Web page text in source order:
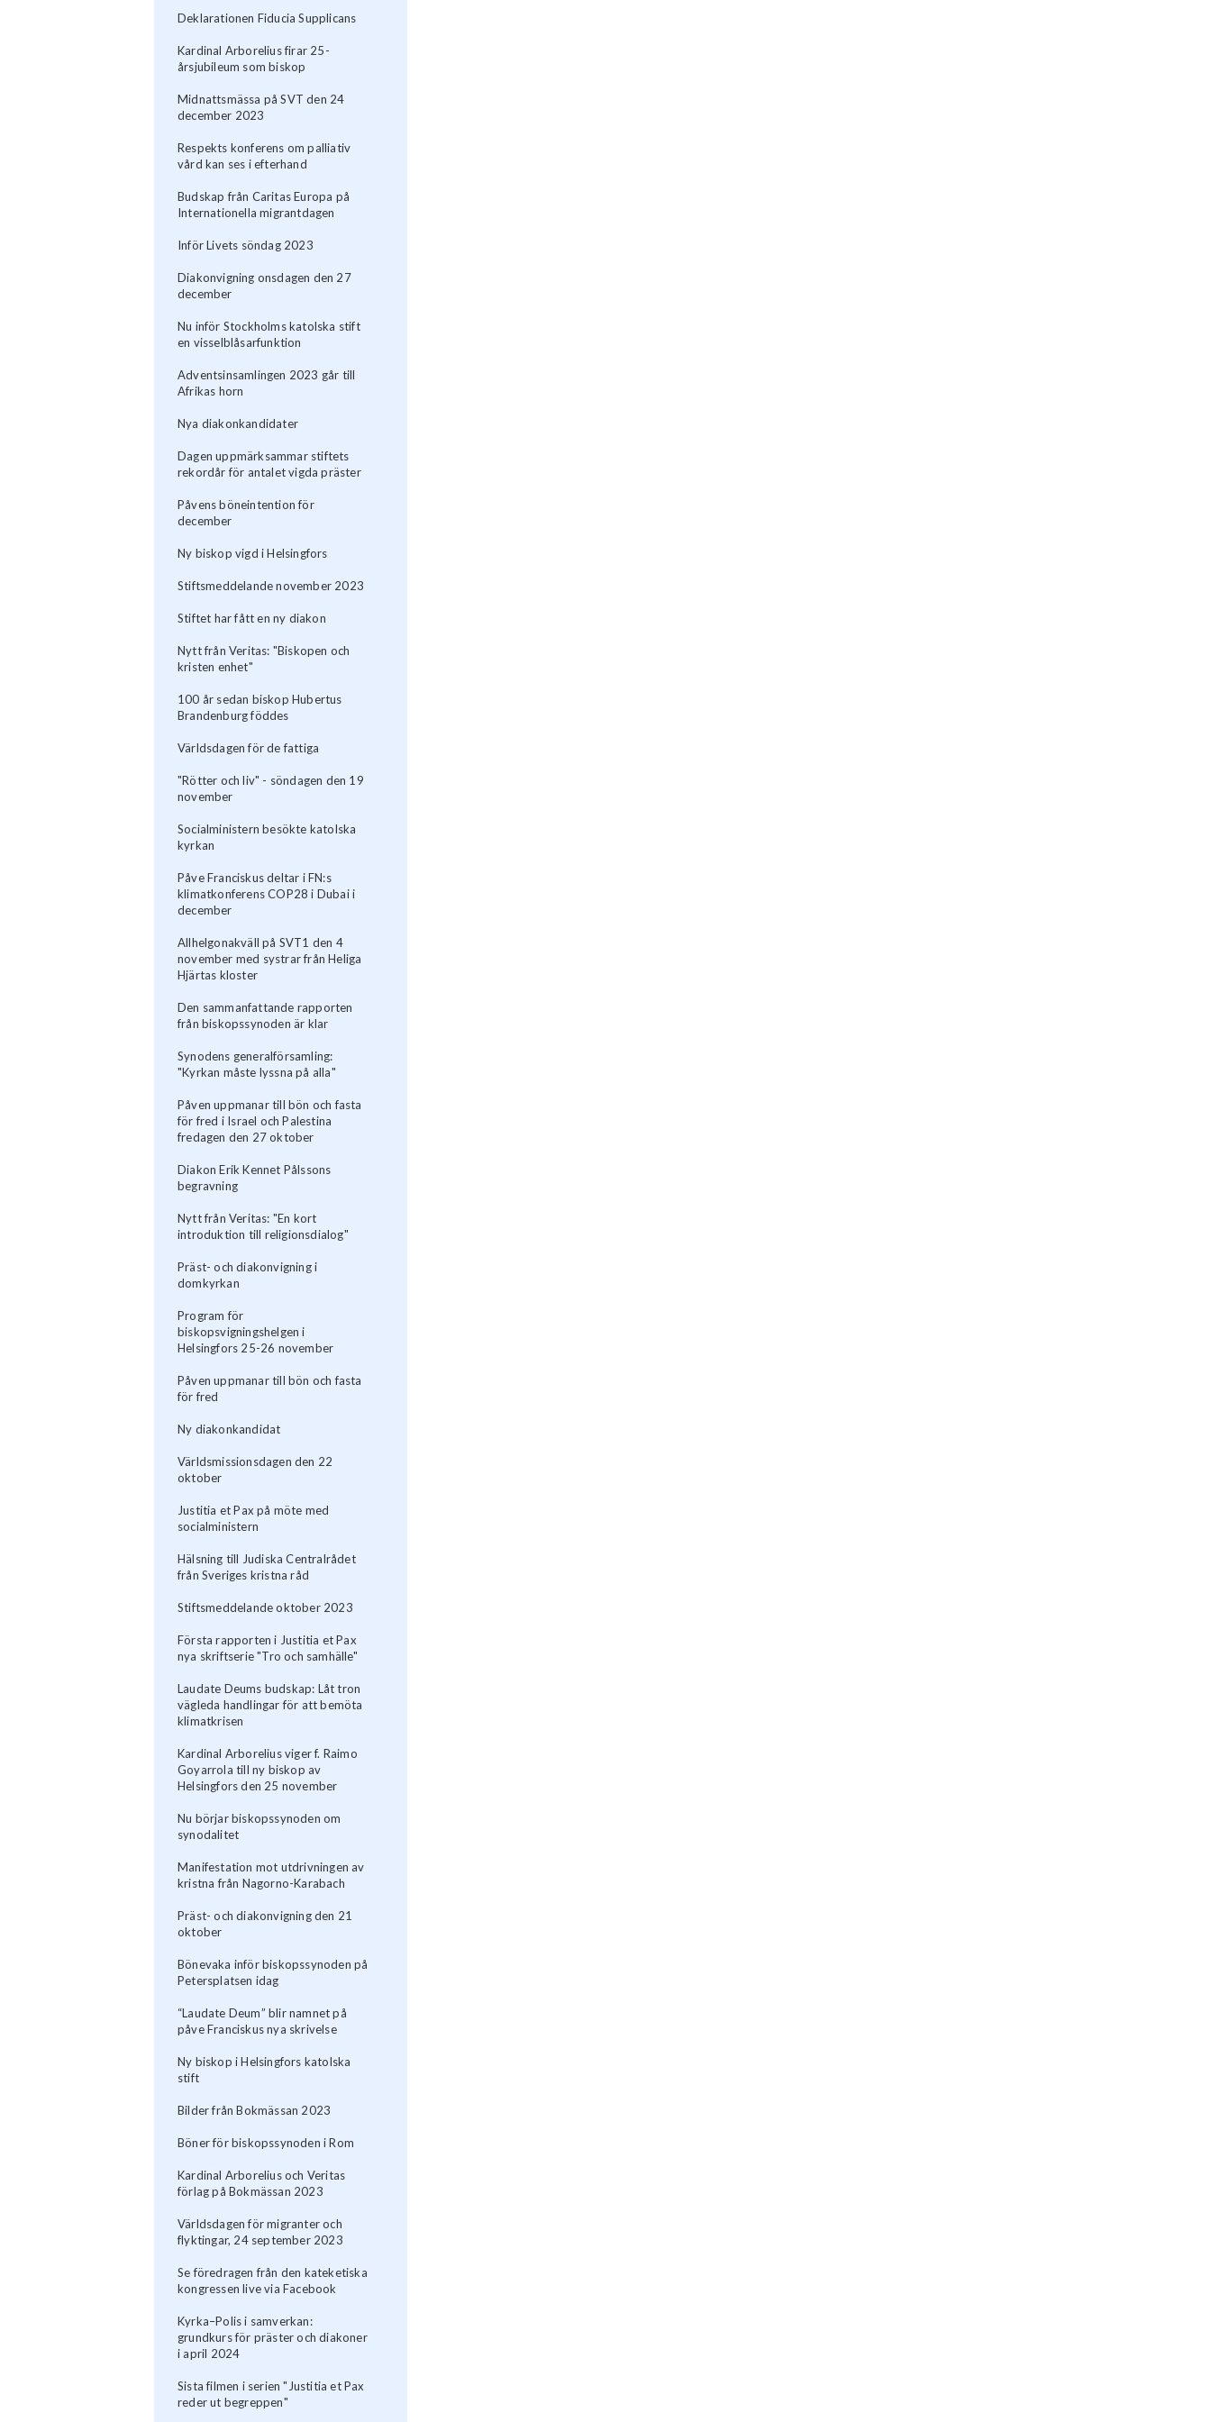
Deklarationen Fiducia Supplicans
Kardinal Arborelius firar 25-
årsjubileum som biskop
Midnattsmässa på SVT den 24
december 2023
Respekts konferens om palliativ
vård kan ses i efterhand
Budskap från Caritas Europa på
Internationella migrantdagen
Inför Livets söndag 2023
Diakonvigning onsdagen den 27
december
Nu inför Stockholms katolska stift
en visselblåsarfunktion
Adventsinsamlingen 2023 går till
Afrikas horn
Nya diakonkandidater
Dagen uppmärksammar stiftets
rekordår för antalet vigda präster
Påvens böneintention för
december
Ny biskop vigd i Helsingfors
Stiftsmeddelande november 2023
Stiftet har fått en ny diakon
Nytt från Veritas: "Biskopen och
kristen enhet"
100 år sedan biskop Hubertus
Brandenburg föddes
Världsdagen för de fattiga
"Rötter och liv" - söndagen den 19
november
Socialministern besökte katolska
kyrkan
Påve Franciskus deltar i FN:s
klimatkonferens COP28 i Dubai i
december
Allhelgonakväll på SVT1 den 4
november med systrar från Heliga
Hjärtas kloster
Den sammanfattande rapporten
från biskopssynoden är klar
Synodens generalförsamling:
"Kyrkan måste lyssna på alla"
Påven uppmanar till bön och fasta
för fred i Israel och Palestina
fredagen den 27 oktober
Diakon Erik Kennet Pålssons
begravning
Nytt från Veritas: "En kort
introduktion till religionsdialog"
Präst- och diakonvigning i
domkyrkan
Program för
biskopsvigningshelgen i
Helsingfors 25-26 november
Påven uppmanar till bön och fasta
för fred
Ny diakonkandidat
Världsmissionsdagen den 22
oktober
Justitia et Pax på möte med
socialministern
Hälsning till Judiska Centralrådet
från Sveriges kristna råd
Stiftsmeddelande oktober 2023
Första rapporten i Justitia et Pax
nya skriftserie "Tro och samhälle"
Laudate Deums budskap: Låt tron
vägleda handlingar för att bemöta
klimatkrisen
Kardinal Arborelius viger f. Raimo
Goyarrola till ny biskop av
Helsingfors den 25 november
Nu börjar biskopssynoden om
synodalitet
Manifestation mot utdrivningen av
kristna från Nagorno-Karabach
Präst- och diakonvigning den 21
oktober
Bönevaka inför biskopssynoden på
Petersplatsen idag
“Laudate Deum” blir namnet på
påve Franciskus nya skrivelse
Ny biskop i Helsingfors katolska
stift
Bilder från Bokmässan 2023
Böner för biskopssynoden i Rom
Kardinal Arborelius och Veritas
förlag på Bokmässan 2023
Världsdagen för migranter och
flyktingar, 24 september 2023
Se föredragen från den kateketiska
kongressen live via Facebook
Kyrka–Polis i samverkan:
grundkurs för präster och diakoner
i april 2024
Sista filmen i serien "Justitia et Pax
reder ut begreppen"